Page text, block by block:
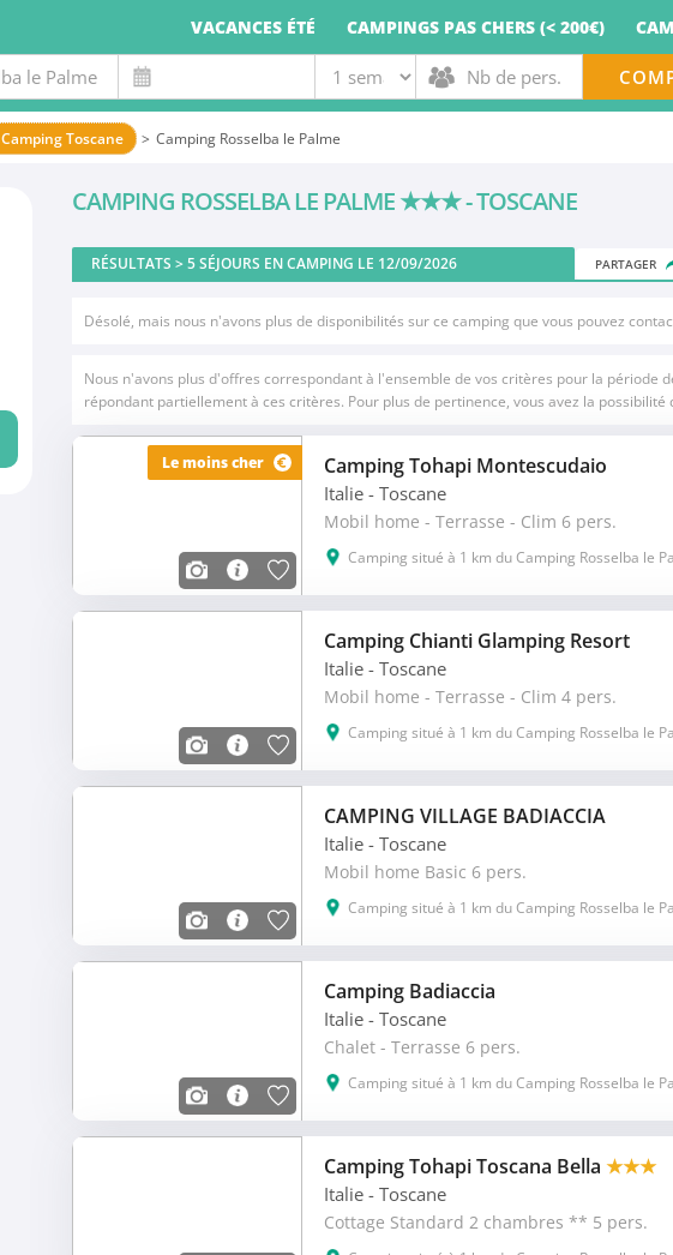
VACANCES ÉTÉ CAMPINGS PAS CHERS (< 200€)
Camping Toscane Camping Rosselba le Palme
CAMPING ROSSELBA LE PALME★★★- TOSCANE
RÉSULTATS >5SÉJOURS EN CAMPING LE 12/09/2026 PARTAGER
Désolé, mais nous n'avons plus de disponibilités sur ce camping que vous pouvez
Nous n'avons plus d'offres correspondant à l'ensemble de vos critères pour la période
répondant partiellement à ces critères. Pour plus de pertinence, vous avez la
Le moins cher Camping Tohapi Montescudaio
Italie - Toscane
Mobil home - Terrasse - Clim 6 pers.
Camping situé à 1 km du Camping Rosselba le
Camping Chianti Glamping Resort
Italie - Toscane
Mobil home - Terrasse - Clim 4 pers.
Camping situé à 1 km du Camping Rosselba le
CAMPING VILLAGE BADIACCIA
Italie - Toscane
Mobil home Basic 6 pers.
Camping situé à 1 km du Camping Rosselba le
Camping Badiaccia
Italie - Toscane
Chalet - Terrasse 6 pers.
Camping situé à 1 km du Camping Rosselba le
Camping Tohapi Toscana Bella ★★★
Italie - Toscane
Cottage Standard 2 chambres ** 5 pers.